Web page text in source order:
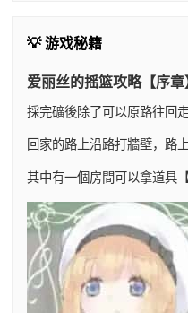
💡 游戏秘籍
爱丽丝的摇篮攻略【序章
採完礦後除了可以原路往回
回家的路上沿路打牆壁，路
其中有一個房間可以拿道具【